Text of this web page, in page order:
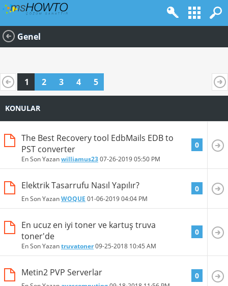
Genel
1 2 3 4 5
KONULAR
The Best Recovery tool EdbMails EDB to
PST converter
En Son Yazanwilliamus2307-26-201905:50 PM
0
Elektrik Tasarrufu Nasıl Yapılır?
En Son YazanWOQUE 01-06-201904:04 PM
0
En ucuz en iyi toner ve kartuş truva
toner'de
En Son Yazantruvatoner09-25-2018 10:45 AM
0
Metin2 PVP Serverlar 0